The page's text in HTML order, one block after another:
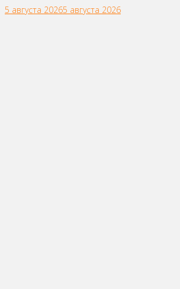
5 августа 20265 августа 2026